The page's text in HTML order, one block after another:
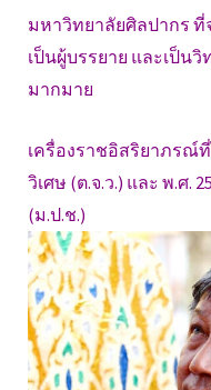
มหาวิทยาลัยศิลปากร
เป็นผู้บรรยาย และเป็น
มากมาย
เครื่องราชอิสริยาภรณ์ที่
วิเศษ (ต.จ.ว.) และ พ.ศ.
(ม.ป.ช.)